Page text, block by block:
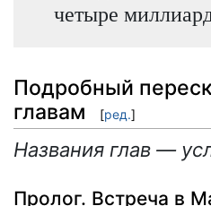
четыре
Подробный
главам
[ред.]
Названия глав —
Пролог. Встреча в